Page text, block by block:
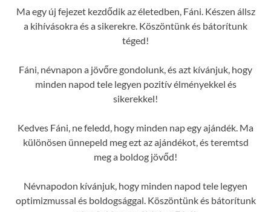
Ma egy új fejezet kezdődik az életedben, Fáni. Készen állsz
a kihívásokra és a sikerekre. Köszöntünk és bátorítunk
téged!
Fáni, névnapon a jövőre gondolunk, és azt kívánjuk, hogy
minden napod tele legyen pozitív élményekkel és
sikerekkel!
Kedves Fáni, ne feledd, hogy minden nap egy ajándék. Ma
különösen ünnepeld meg ezt az ajándékot, és teremtsd
meg a boldog jövőd!
Névnapodon kívánjuk, hogy minden napod tele legyen
optimizmussal és boldogsággal. Köszöntünk és bátorítunk